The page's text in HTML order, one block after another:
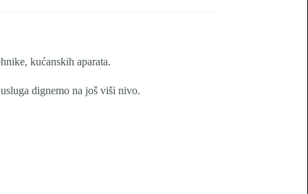
kućanskih aparata.
dignemo na još viši nivo.